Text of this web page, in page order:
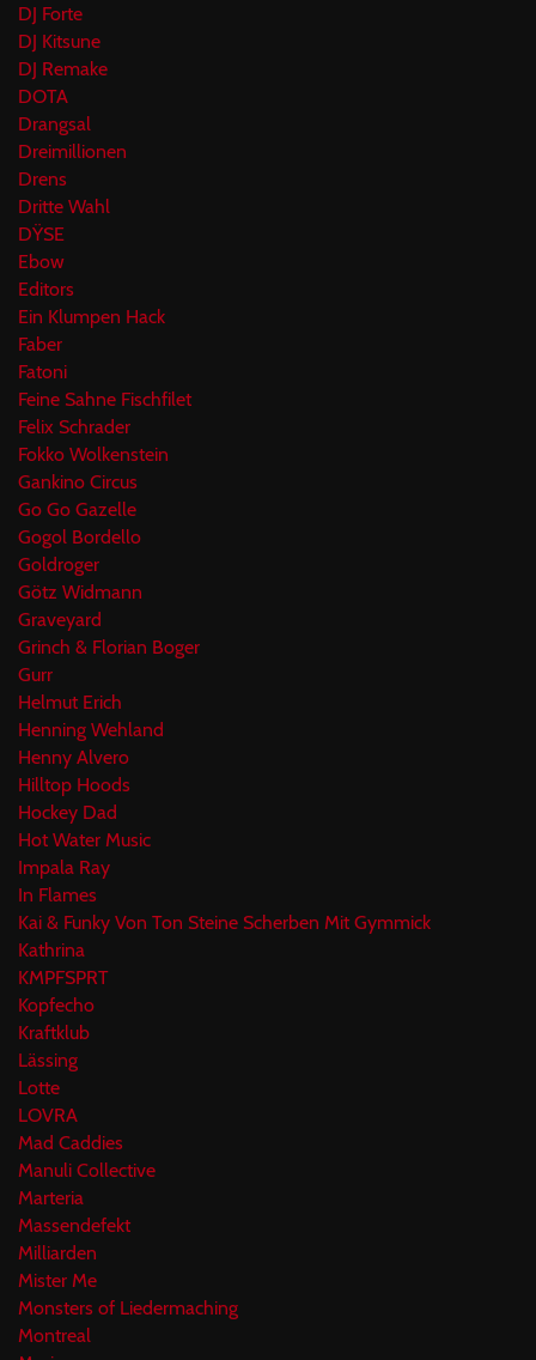
DJ Forte
DJ Kitsune
DJ Remake
DOTA
Drangsal
Dreimillionen
Drens
Dritte Wahl
DŸSE
Ebow
Editors
Ein Klumpen Hack
Faber
Fatoni
Feine Sahne Fischfilet
Felix Schrader
Fokko Wolkenstein
Gankino Circus
Go Go Gazelle
Gogol Bordello
Goldroger
Götz Widmann
Graveyard
Grinch & Florian Boger
Gurr
Helmut Erich
Henning Wehland
Henny Alvero
Hilltop Hoods
Hockey Dad
Hot Water Music
Impala Ray
In Flames
Kai & Funky Von Ton Steine Scherben Mit Gymmick
Kathrina
KMPFSPRT
Kopfecho
Kraftklub
Lässing
Lotte
LOVRA
Mad Caddies
Manuli Collective
Marteria
Massendefekt
Milliarden
Mister Me
Monsters of Liedermaching
Montreal